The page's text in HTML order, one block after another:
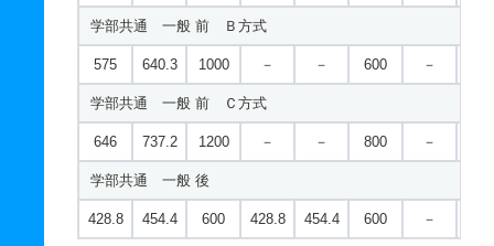
学部共通 一般 前 Ｂ方式
575 640.3 1000 － － 600 －
学部共通 一般 前 Ｃ方式
646 737.2 1200 － － 800 －
学部共通 一般 後
428.8 454.4 600 428.8 454.4 600 －